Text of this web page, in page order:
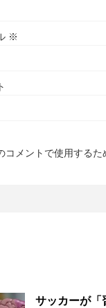
※
コメントで使用する
サッカーが「